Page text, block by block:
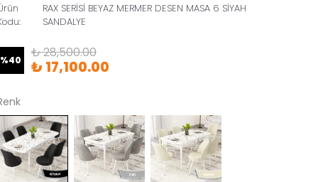
:
RAX SERİSİ BEYAZ MERMER DESEN MASA 6 SİYAH
SANDALYE
%40 ₺ 28,500.00
₺ 17,100.00